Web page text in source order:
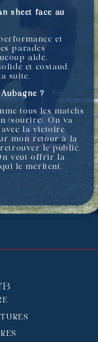
sheet face au
et
parades
aidé.
et costaud.
suite.
?
tous les matchs
(sourire). On va
la victoire.
mon retour à la
retrouver le public.
veut offrir la
le méritent.